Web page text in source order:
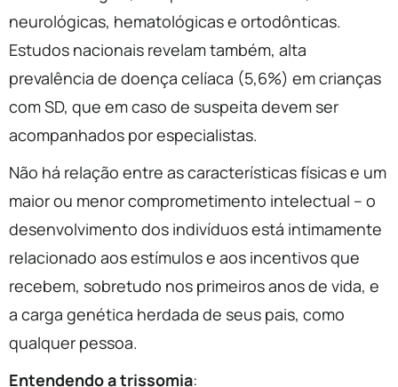
neurológicas, hematológicas e ortodônticas.
Estudos nacionais revelam também, alta
prevalência de doença celíaca (5,6%) em crianças
com SD, que em caso de suspeita devem ser
acompanhados por especialistas.
Não há relação entre as características físicas e um
maior ou menor comprometimento intelectual – o
desenvolvimento dos indivíduos está intimamente
relacionado aos estímulos e aos incentivos que
recebem, sobretudo nos primeiros anos de vida, e
a carga genética herdada de seus pais, como
qualquer pessoa.
Entendendo a trissomia: